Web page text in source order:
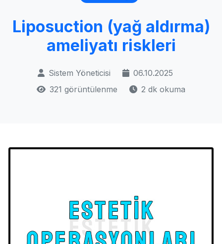
Liposuction (yağ aldırma)
ameliyatı riskleri
Sistem Yöneticisi
06.10.2025
321 görüntülenme
2 dk okuma